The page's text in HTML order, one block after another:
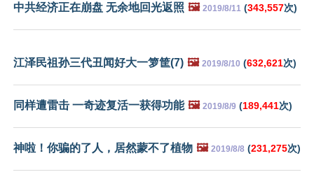
中共经济正在崩盘 无余地回光返照 🖼️ 2019/8/11 (343,557次)
江泽民祖孙三代丑闻好大一箩筐(7) 🖼️ 2019/8/10 (632,621次)
同样遭雷击 一奇迹复活一获得功能 🖼️ 2019/8/9 (189,441次)
神啦！你骗的了人，居然蒙不了植物 🖼️ 2019/8/8 (231,275次)